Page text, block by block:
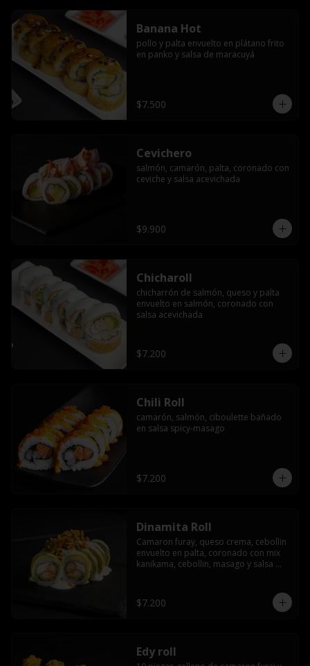
Banana Hot
pollo y palta envuelto en plátano frito
en panko y salsa de maracuyá
$7.500
Cevichero
salmón, camarón, palta, coronado con
ceviche y salsa acevichada
$9.900
Chicharoll
chicharrón de salmón, queso y palta
envuelto en salmón, coronado con
salsa acevichada
$7.200
Chili Roll
camarón, salmón, ciboulette bañado
en salsa spicy-masago
$7.200
Dinamita Roll
Camaron furay, queso crema, cebollin
envuelto en palta, coronado con mix
kanikama, cebollin, masago y salsa
$7.200
Edy roll